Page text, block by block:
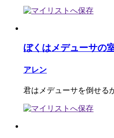
ぼくはメデューサの
アレン
君はメデューサを倒せる